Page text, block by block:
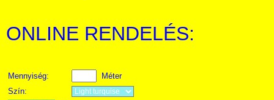
ONLINE RENDELÉS:
Mennyiség:
Méter
Szín: